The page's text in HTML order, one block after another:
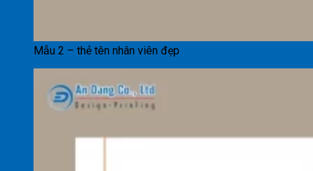
Mẫu 2 – thẻ tên nhân viên đẹp